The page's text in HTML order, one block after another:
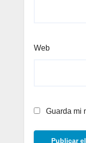
Web
Guarda mi